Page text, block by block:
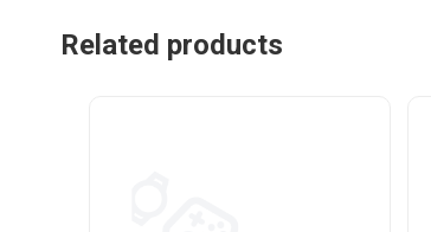
Related products